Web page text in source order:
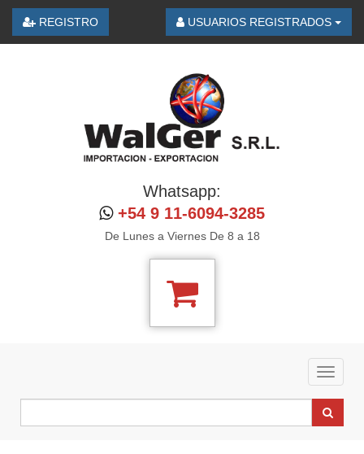
REGISTRO USUARIOS REGISTRADOS
Whatsapp:
+54 9 11-6094-3285
De Lunes a Viernes De 8 a 18
Toggle